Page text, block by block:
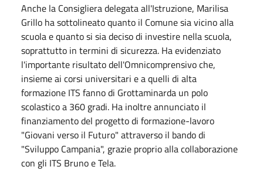
Anche la Consigliera delegata all'Istruzione, Marilisa
Grillo ha sottolineato quanto il Comune sia vicino alla
scuola e quanto si sia deciso di investire nella scuola,
soprattutto in termini di sicurezza. Ha evidenziato
l'importante risultato dell'Omnicomprensivo che,
insieme ai corsi universitari e a quelli di alta
formazione ITS fanno di Grottaminarda un polo
scolastico a 360 gradi. Ha inoltre annunciato il
finanziamento del progetto di formazione-lavoro
"Giovani verso il Futuro" attraverso il bando di
"Sviluppo Campania", grazie proprio alla collaborazione
con gli ITS Bruno e Tela.